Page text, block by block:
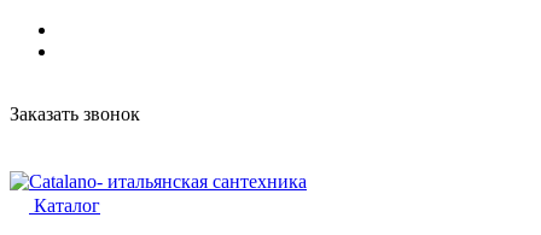
Заказать звонок
Каталог